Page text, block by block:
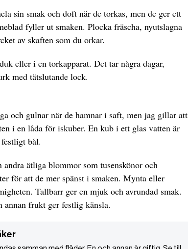
sin smak och doft när de torkas, men de ger ett
fyller ut smaken. Plocka fräscha, nyutslagna
av skaften som du orkar.
eller i en torkapparat. Det tar några dagar,
med tätslutande lock.
och gulnar när de hamnar i saft, men jag gillar att
i en låda för iskuber. En kub i ett glas vatten är
bål.
ätliga blommor som tusenskönor och
för att de mer spänst i smaken. Mynta eller
Tallbarr ger en mjuk och avrundad smak.
frukt ger festlig känsla.